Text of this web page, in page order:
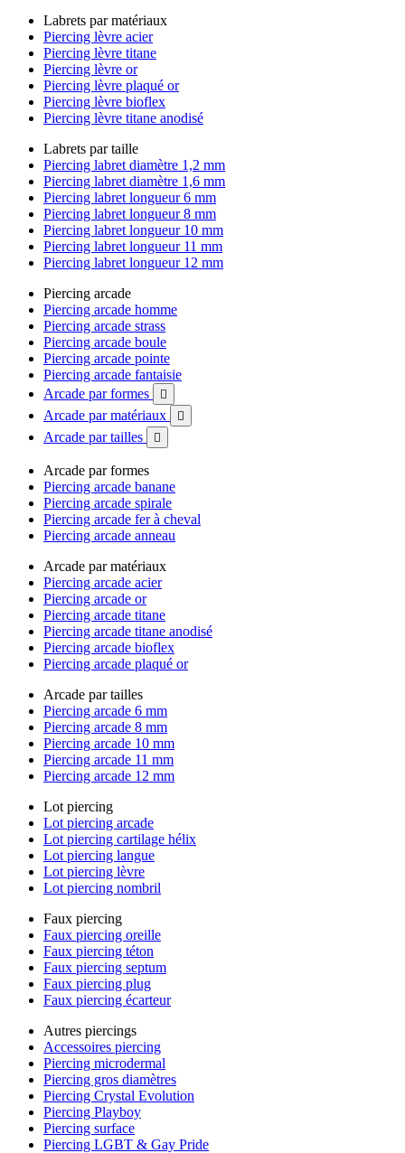
Labrets par matériaux
Piercing lèvre acier
Piercing lèvre titane
Piercing lèvre or
Piercing lèvre plaqué or
Piercing lèvre bioflex
Piercing lèvre titane anodisé
Labrets par taille
Piercing labret diamètre 1,2 mm
Piercing labret diamètre 1,6 mm
Piercing labret longueur 6 mm
Piercing labret longueur 8 mm
Piercing labret longueur 10 mm
Piercing labret longueur 11 mm
Piercing labret longueur 12 mm
Piercing arcade
Piercing arcade homme
Piercing arcade strass
Piercing arcade boule
Piercing arcade pointe
Piercing arcade fantaisie
Arcade par formes

Arcade par matériaux 
Arcade par tailles 
Arcade par formes
Piercing arcade banane
Piercing arcade spirale
Piercing arcade fer à cheval
Piercing arcade anneau
Arcade par matériaux
Piercing arcade acier
Piercing arcade or
Piercing arcade titane
Piercing arcade titane anodisé
Piercing arcade bioflex
Piercing arcade plaqué or
Arcade par tailles
Piercing arcade 6 mm
Piercing arcade 8 mm
Piercing arcade 10 mm
Piercing arcade 11 mm
Piercing arcade 12 mm
Lot piercing
Lot piercing arcade
Lot piercing cartilage hélix
Lot piercing langue
Lot piercing lèvre
Lot piercing nombril
Faux piercing
Faux piercing oreille
Faux piercing téton
Faux piercing septum
Faux piercing plug
Faux piercing écarteur
Autres piercings
Accessoires piercing
Piercing microdermal
Piercing gros diamètres
Piercing Crystal Evolution
Piercing Playboy
Piercing surface
Piercing LGBT & Gay Pride